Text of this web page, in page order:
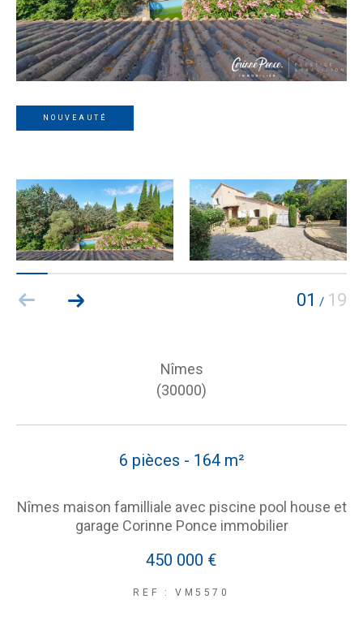
NOUVEAUTÉ
01 / 19
Nîmes
(30000)
6 pièces - 164 m²
Nîmes maison familliale avec piscine pool house et
garage Corinne Ponce immobilier
450 000 €
REF : VM5570